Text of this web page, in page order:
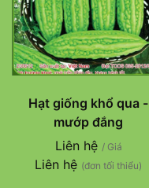
Hạt giống khổ qua -
mướp đắng
Liên hệ / Giá
Liên hệ (đơn tối thiểu)